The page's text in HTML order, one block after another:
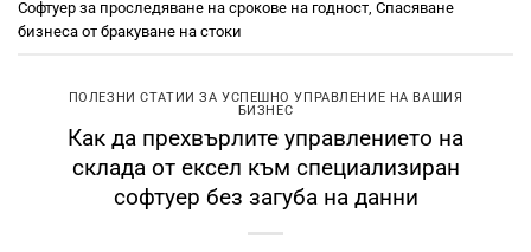
Софтуер за проследяване на срокове на годност Спасяване
бизнеса от бракуване на стоки
ПОЛЕЗНИ СТАТИИ ЗА УСПЕШНО УПРАВЛЕНИЕ НА ВАШИЯ
БИЗНЕС
Как да прехвърлите управлението на
склада от ексел към специализиран
софтуер без загуба на данни